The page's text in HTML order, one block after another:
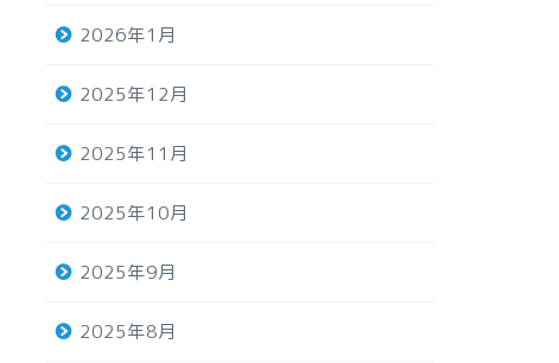
2026年1月
2025年12月
2025年11月
2025年10月
2025年9月
2025年8月